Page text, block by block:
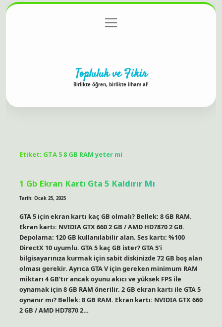
Gizlilik Politikası
menüyü
aç
Topluluk ve Fikir
Birlikte öğren, birlikte ilham al!
Etiket: GTA 5 8 GB RAM yeter mi
1 Gb Ekran Kartı Gta 5 Kaldırır Mı
Tarih: Ocak 25, 2025
GTA 5 için ekran kartı kaç GB olmalı? Bellek: 8 GB RAM.
Ekran kartı: NVIDIA GTX 660 2 GB / AMD HD7870 2 GB.
Depolama: 120 GB kullanılabilir alan. Ses kartı: %100
DirectX 10 uyumlu. GTA 5 kaç GB ister? GTA 5’i
bilgisayarınıza kurmak için sabit diskinizde 72 GB boş alan
olması gerekir. Ayrıca GTA V için gereken minimum RAM
miktarı 4 GB’tır ancak oyunu akıcı ve yüksek FPS ile
oynamak için 8 GB RAM önerilir. 2 GB ekran kartı ile GTA 5
oynanır mı? Bellek: 8 GB RAM. Ekran kartı: NVIDIA GTX 660
2 GB / AMD HD7870 2…